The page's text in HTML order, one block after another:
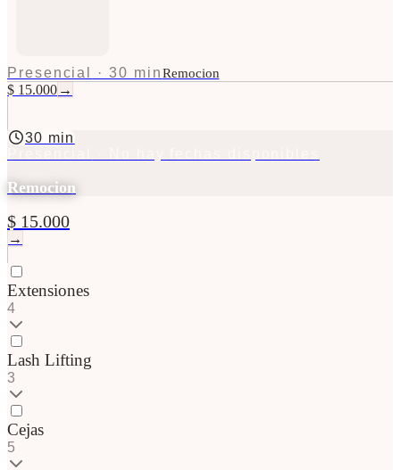
Presencial · 30 minRemocion
$ 15.000 →
30 min
Remocion
$ 15.000
→
Extensiones
4
Lash Lifting
3
Cejas
5